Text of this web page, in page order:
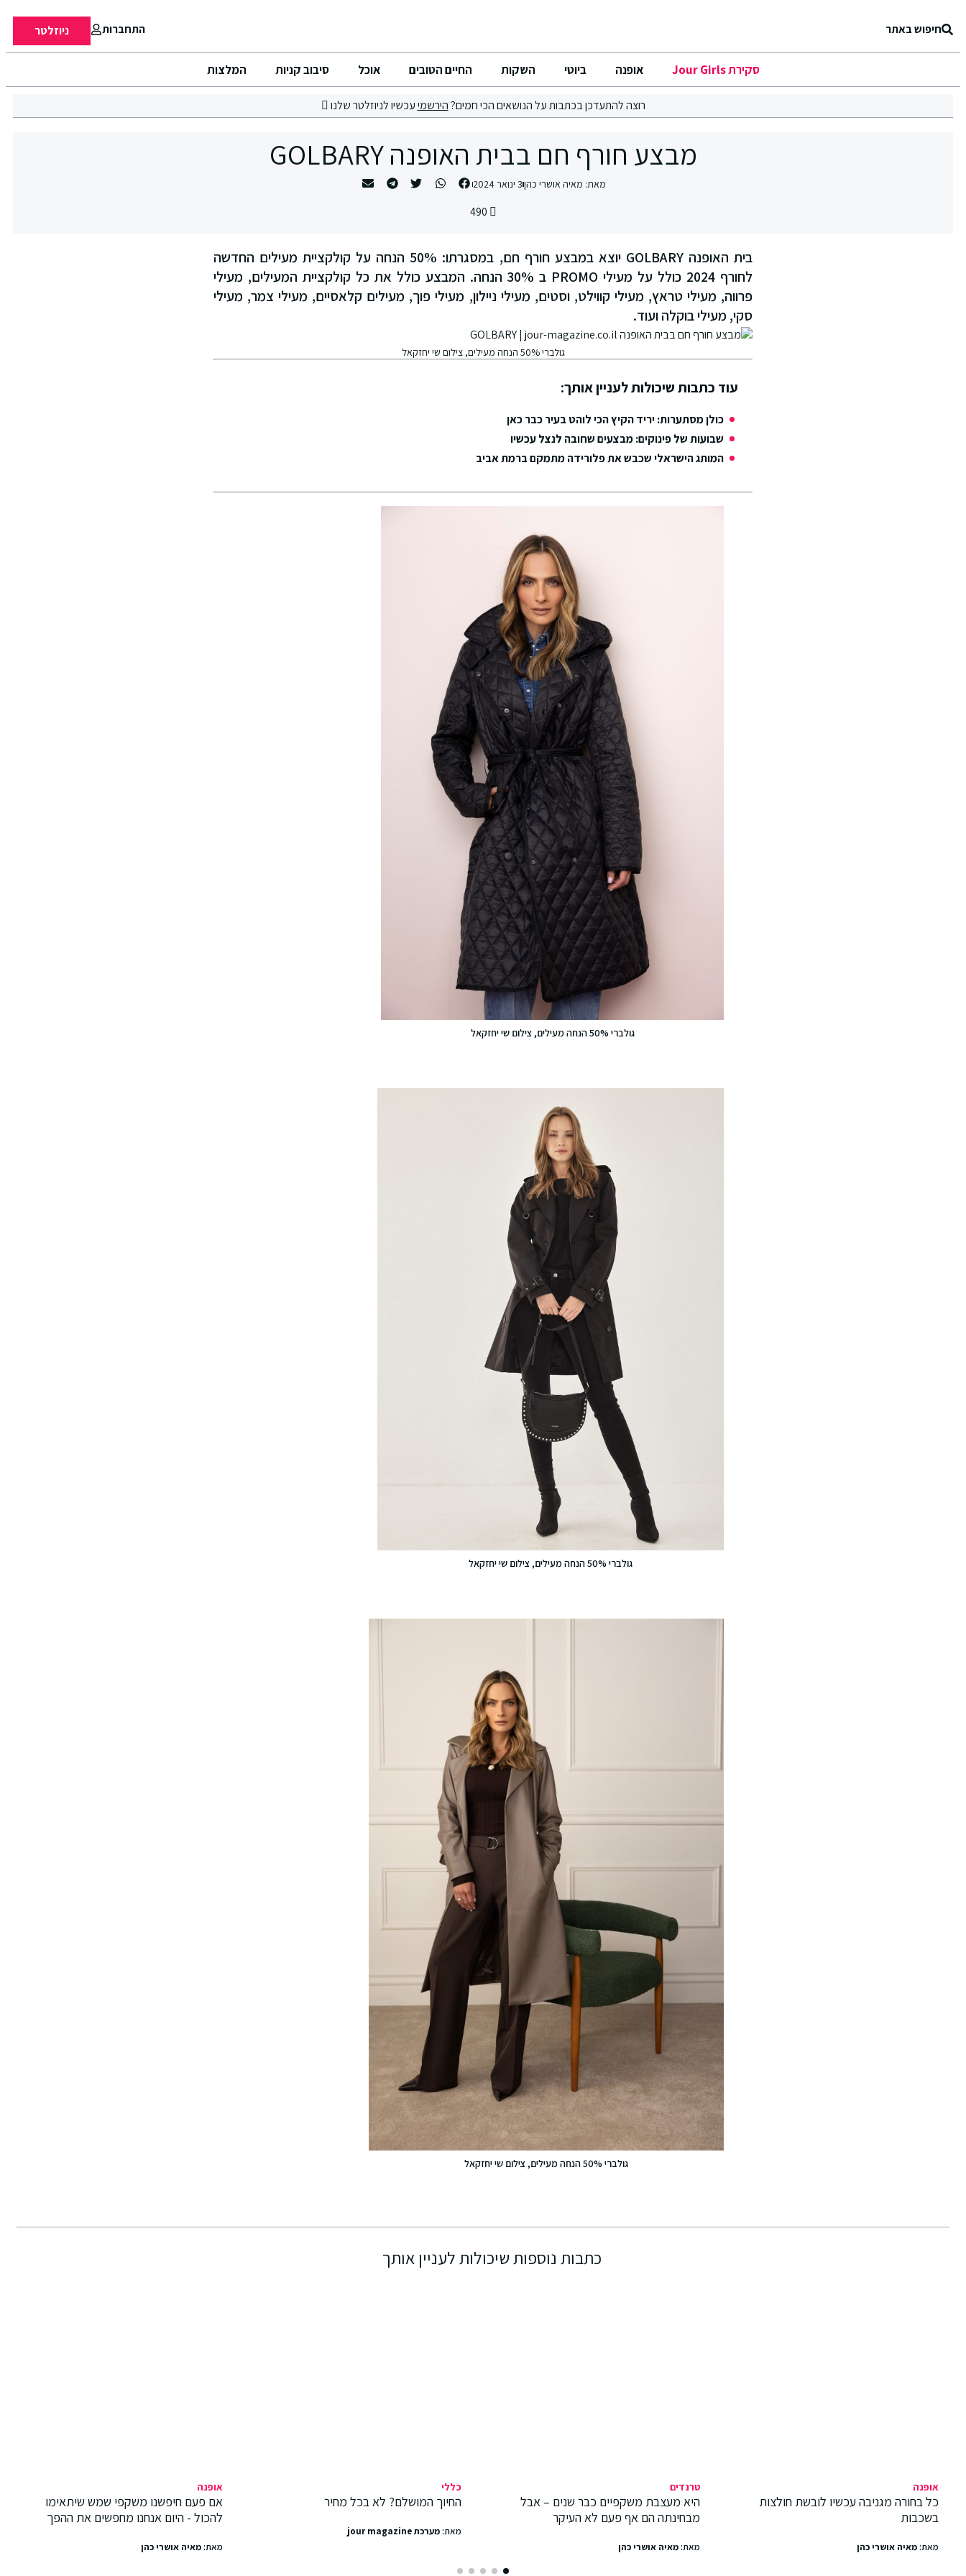
חיפוש באתר התחברות ניוזלטר
סקירת Jour Girls אופנה ביוטי השקות החיים הטובים אוכל סיבוב קניות המלצות
רוצה להתעדכן בכתבות על הנושאים הכי חמים?הירשמיעכשיו לניוזלטר שלנו
מבצע חורף חם בבית האופנה GOLBARY
מאת: מאיה אושרי כהן3 ינואר 2024
בית האופנה GOLBARY יוצא במבצע חורף חם, במסגרתו: 50% הנחה על קולקציית מעילים החדשה
לחורף 2024 כולל על מעילי PROMO ב 30% הנחה. המבצע כולל את כל קולקציית המעילים, מעילי
פרווה, מעילי טראץ, מעילי קווילט, וסטים, מעילי ניילון, מעילי פוך, מעילים קלאסיים, מעילי צמר, מעילי
סקי, מעילי בוקלה ועוד.
גולברי 50% הנחה מעילים, צילום שי יחזקאל
עוד כתבות שיכולות לעניין אותך:
כולן מסתערות: יריד הקיץ הכי לוהט בעיר כבר כאן
שבועות של פינוקים: מבצעים שחובה לנצל עכשיו
המותג הישראלי שכבש את פלורידה מתמקם ברמת אביב
גולברי 50% הנחה מעילים, צילום שי יחזקאל
גולברי 50% הנחה מעילים, צילום שי יחזקאל
גולברי 50% הנחה מעילים, צילום שי יחזקאל
כתבות נוספות שיכולות לעניין אותך
אופנה
כל בחורה מגניבה עכשיו לובשת חולצות
בשכבות
מאת:מאיה אושרי כהן
טרנדים
היא מעצבת משקפיים כבר שנים – אבל
מבחינתה הם אף פעם לא העיקר
מאת:מאיה אושרי כהן
כללי
החיוך המושלם? לא בכל מחיר
מאת:מערכת jour magazine
אופנה
אם פעם חיפשנו משקפי שמש שיתאימו
להכול - היום אנחנו מחפשים את ההפך
מאת:מאיה אושרי כהן